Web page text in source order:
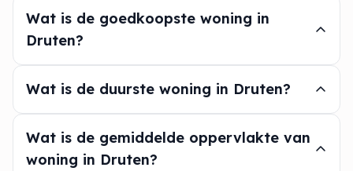
Wat is de goedkoopste woning in
Druten?
Wat is de duurste woning in Druten?
Wat is de gemiddelde oppervlakte van
woning in Druten?